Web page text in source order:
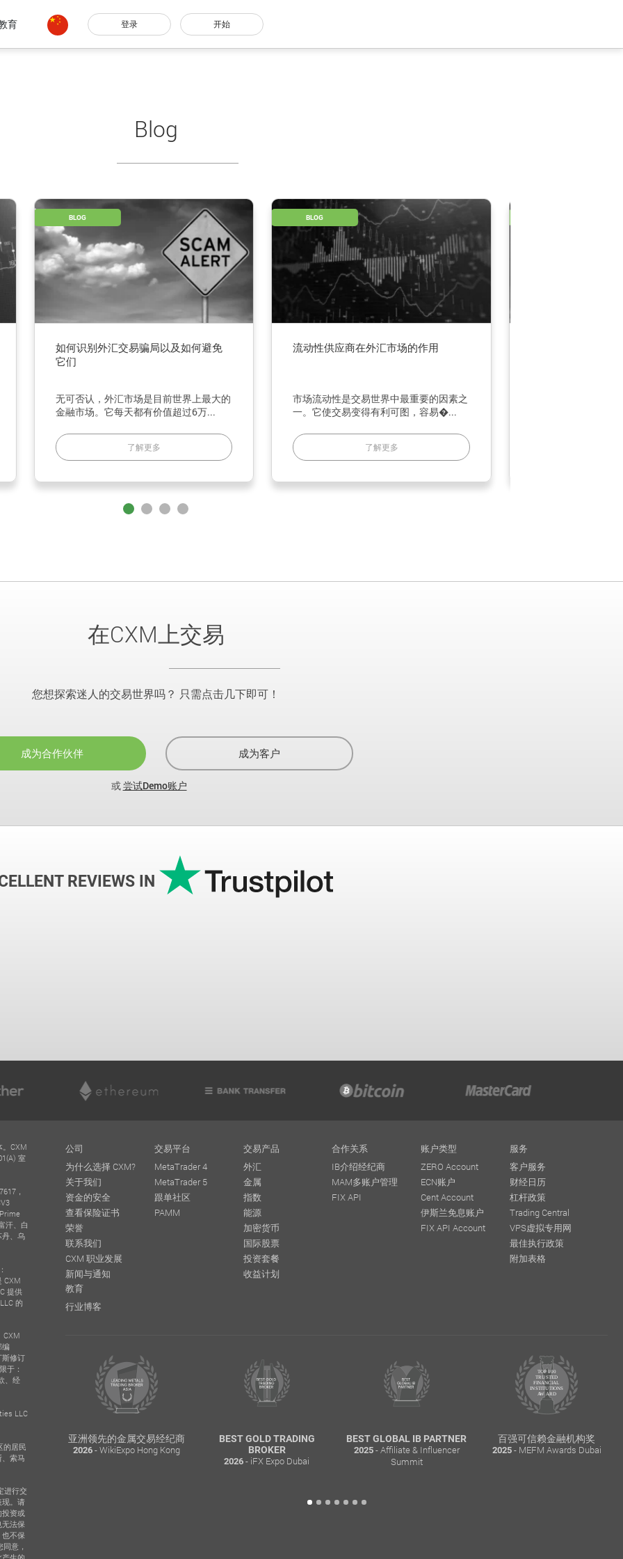
育 登录 开始
Blog
流动性供应商在外汇市场的作用
市场流动性是交易世界中最重要的因素之
一。它使交易变得有利可图，容易�...
BLOG
在有全职工作的情况下也能交易外汇
外汇交易是一种伟大也是经过验证的被动
收入方式，这也是许多人想做的原�...
在CXM上交易
您想探索迷人的交易世界吗？ 只需点击几下即可！
成为合作伙伴 成为客户
或尝试Demo账户
REVIEWS IN
CXM
室
，
汗、白
丹、乌
CXM
提供
的
CXM
编
斯修订
于：
、经
LLC
的居民
索马
进行交
现。请
投资或
无法保
也不保
意，
公司
为什么选择 CXM?
关于我们
资金的安全
查看保险证书
荣誉
联系我们
CXM 职业发展
新闻与通知
交易平台
MetaTrader 4
MetaTrader 5
跟单社区
PAMM
交易产品
外汇
金属
指数
能源
加密货币
国际股票
投资套餐
收益计划
合作关系
IB介绍经纪商
MAM多账户管理
FIX API
账户类型
ZERO Account
ECN账户
Cent Account
伊斯兰免息账户
FIX API Account
服务
客户服务
财经日历
杠杆政策
Trading Central
VPS虚拟专用网
最佳执行政策
附加表格
教育
行业博客
亚洲领先的金属交易经纪商
2026 - WikiExpo Hong Kong
BEST GOLD TRADING
BROKER
2026 - iFX Expo Dubai
BEST GLOBAL IB PARTNER
2025- Affiliate & Influencer
Summit
百强可信赖金融机构奖
2025- MEFM Awards Dubai